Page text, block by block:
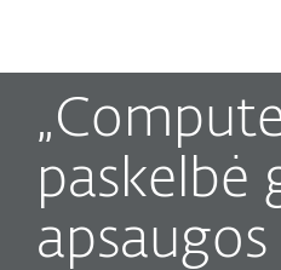
paskelbė
apsaugos